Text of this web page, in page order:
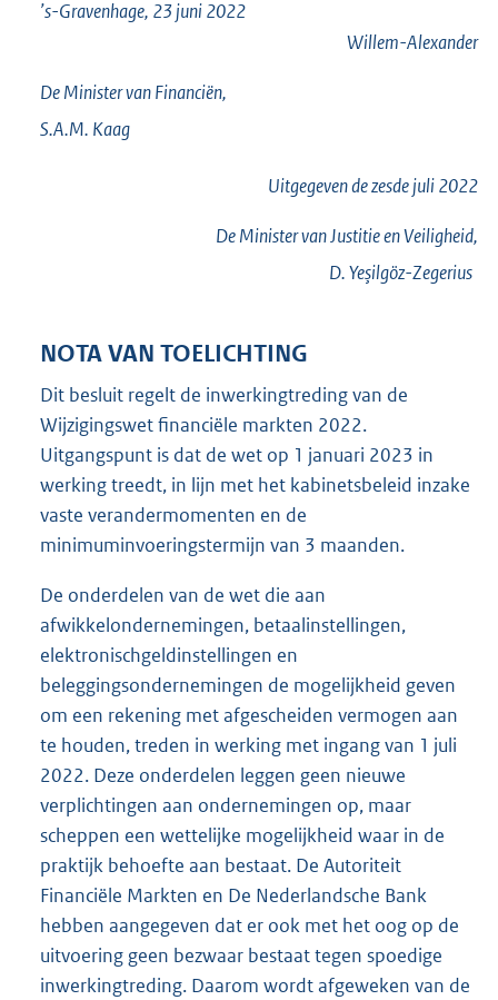
’s-Gravenhage, 23 juni 2022
Willem-Alexander
De Minister van Financiën,
S.A.M. Kaag
Uitgegeven dezesdejuli 2022
De Minister van Justitie en Veiligheid,
D.Yeşilgöz-Zegerius
NOTA VAN TOELICHTING
Dit besluit regelt de inwerkingtreding van de
Wijzigingswet financiële markten 2022.
Uitgangspunt is dat de wet op 1 januari 2023 in
werking treedt, in lijn met het kabinetsbeleid inzake
vaste verandermomenten en de
minimuminvoeringstermijn van 3 maanden.
De onderdelen van de wet die aan
afwikkelondernemingen, betaalinstellingen,
elektronischgeldinstellingen en
beleggingsondernemingen de mogelijkheid geven
om een rekening met afgescheiden vermogen aan
te houden, treden in werking met ingang van 1 juli
2022. Deze onderdelen leggen geen nieuwe
verplichtingen aan ondernemingen op, maar
scheppen een wettelijke mogelijkheid waar in de
praktijk behoefte aan bestaat. De Autoriteit
Financiële Markten en De Nederlandsche Bank
hebben aangegeven dat er ook met het oog op de
uitvoering geen bezwaar bestaat tegen spoedige
inwerkingtreding. Daarom wordt afgeweken van de